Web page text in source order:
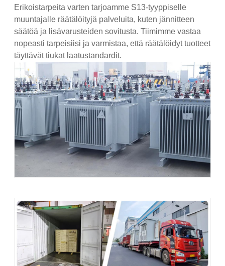
Erikoistarpeita varten tarjoamme S13-tyyppiselle
muuntajalle räätälöityjä palveluita, kuten jännitteen
säätöä ja lisävarusteiden sovitusta. Tiimimme vastaa
nopeasti tarpeisiisi ja varmistaa, että räätälöidyt tuotteet
täyttävät tiukat laatustandardit.